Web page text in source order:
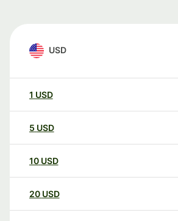
USD
1 USD
5 USD
10 USD
20 USD